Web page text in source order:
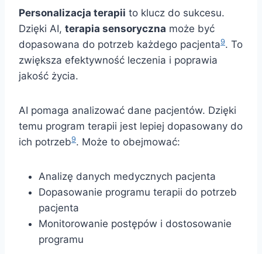
Personalizacja terapii to klucz do sukcesu.
Dzięki AI, terapia sensoryczna może być
dopasowana do potrzeb każdego pacjenta9. To
zwiększa efektywność leczenia i poprawia
jakość życia.
AI pomaga analizować dane pacjentów. Dzięki
temu program terapii jest lepiej dopasowany do
ich potrzeb9. Może to obejmować:
Analizę danych medycznych pacjenta
Dopasowanie programu terapii do potrzeb
pacjenta
Monitorowanie postępów i dostosowanie
programu